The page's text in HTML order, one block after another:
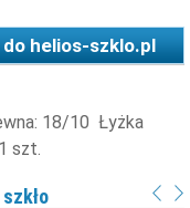
dohelios-szklo.pl
18/10 Łyżka
szt.